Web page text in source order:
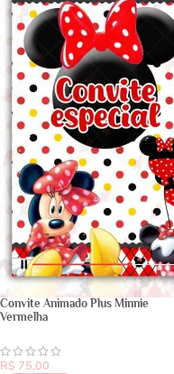
Convite Animado Plus Minnie
Vermelha
R$ 75,00